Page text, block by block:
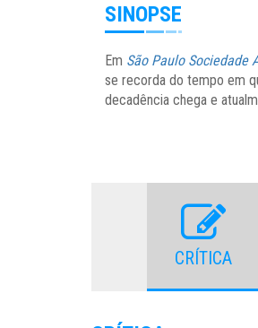
SINOPSE
Em São Paulo Sociedade
se recorda do tempo em
decadência chega e
CRÍTICA